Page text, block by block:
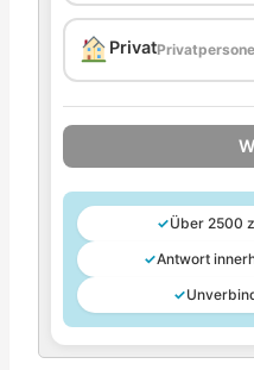
Privat
✓Über 2500
✓Antwort
✓